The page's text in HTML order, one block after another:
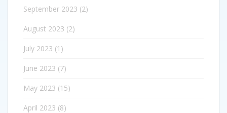
September 2023 (2)
August 2023 (2)
July 2023 (1)
June 2023 (7)
May 2023 (15)
April 2023 (8)